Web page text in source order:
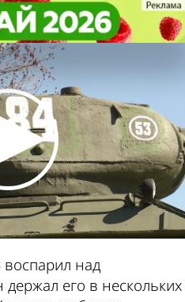
объяснили значение
на танке Т-34
над
его в нескольких
объяснили значение
на танке Т-34
по
и